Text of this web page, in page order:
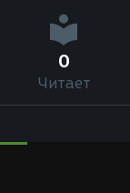
0
Читает